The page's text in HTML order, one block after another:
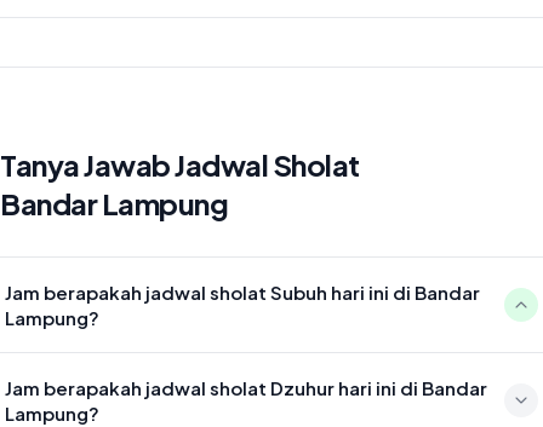
Tanya Jawab Jadwal Sholat
Bandar Lampung
Jam berapakah jadwal sholat Subuh hari ini di Bandar
Lampung?
Jam berapakah jadwal sholat Dzuhur hari ini di Bandar
Lampung?